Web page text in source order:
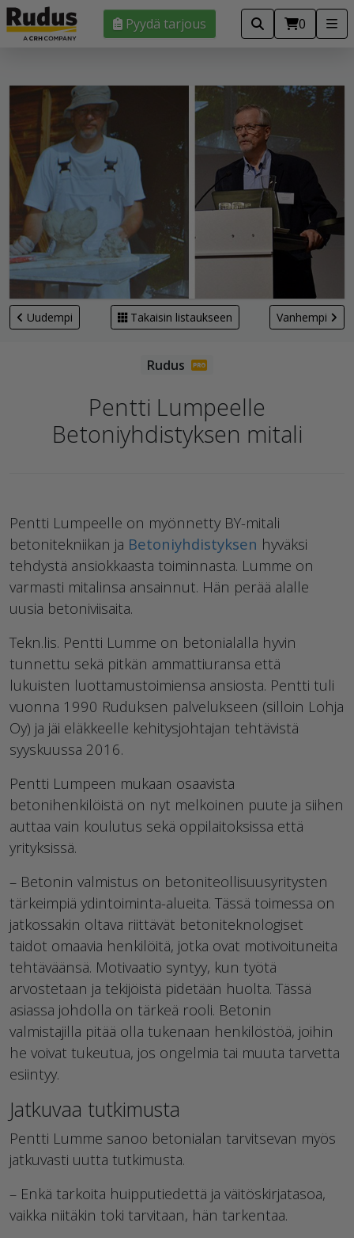
Pyydä tarjous 0
Uudempi Takaisin listaukseen Vanhempi
Pentti Lumpeelle
Betoniyhdistyksen mitali
Pentti Lumpeelle on myönnetty BY-mitali
betonitekniikan ja Betoniyhdistyksen hyväksi
tehdystä ansiokkaasta toiminnasta. Lumme on
varmasti mitalinsa ansainnut. Hän perää alalle
uusia betoniviisaita.
Tekn.lis. Pentti Lumme on betonialalla hyvin
tunnettu sekä pitkän ammattiuransa että
lukuisten luottamustoimiensa ansiosta. Pentti tuli
vuonna 1990 Ruduksen palvelukseen (silloin Lohja
Oy) ja jäi eläkkeelle kehitysjohtajan tehtävistä
syyskuussa 2016.
Pentti Lumpeen mukaan osaavista
betonihenkilöistä on nyt melkoinen puute ja siihen
auttaa vain koulutus sekä oppilaitoksissa että
yrityksissä.
– Betonin valmistus on betoniteollisuusyritysten
tärkeimpiä ydintoiminta-alueita. Tässä toimessa on
jatkossakin oltava riittävät betoniteknologiset
taidot omaavia henkilöitä, jotka ovat motivoituneita
tehtäväänsä. Motivaatio syntyy, kun työtä
arvostetaan ja tekijöistä pidetään huolta. Tässä
asiassa johdolla on tärkeä rooli. Betonin
valmistajilla pitää olla tukenaan henkilöstöä, joihin
he voivat tukeutua, jos ongelmia tai muuta tarvetta
esiintyy.
Jatkuvaa tutkimusta
Pentti Lumme sanoo betonialan tarvitsevan myös
jatkuvasti uutta tutkimusta.
– Enkä tarkoita huipputiedettä ja väitöskirjatasoa,
vaikka niitäkin toki tarvitaan, hän tarkentaa.